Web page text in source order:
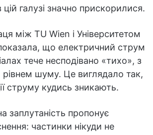
галузі значно прискорилися.
між TU Wien і Університетом
що електричний струм
тече несподівано «тихо», з
шуму. Це виглядало так,
струму кудись зникають.
заплутаність пропонує
частинки нікуди не